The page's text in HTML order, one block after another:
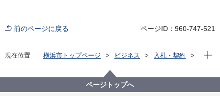
前のページに戻る ページID：960-747-521
現在位置 横浜市トップページ ビジネス
入札・契約
令和３年度 資源物（古紙）収集運搬委託（第３四半
期）
現在
ページトップへ